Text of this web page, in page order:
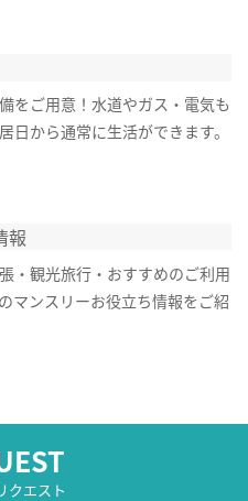
をご用意！水道やガス・電気も
日から通常に生活ができます。
報
・観光旅行・おすすめのご利用
マンスリーお役立ち情報をご紹
クエスト